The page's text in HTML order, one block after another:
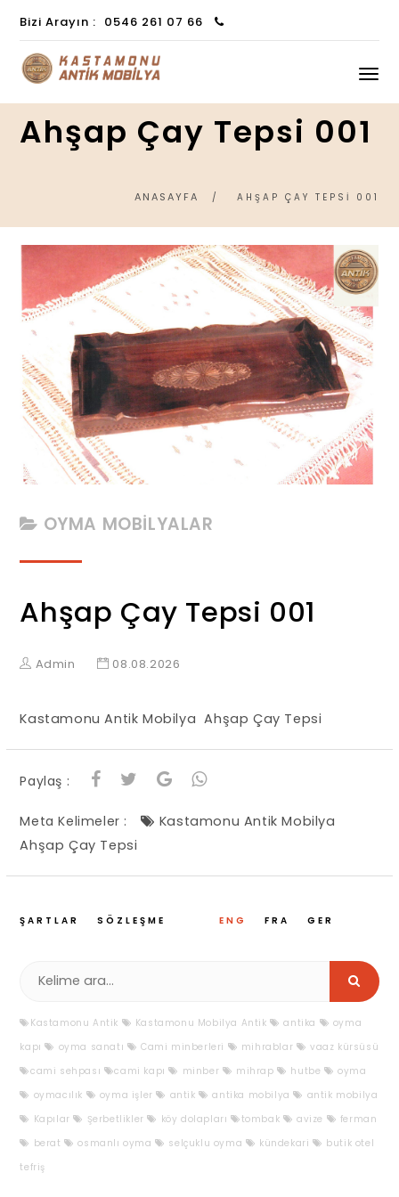
Bizi Arayın : 0546 261 07 66
Ahşap Çay Tepsi 001
ANASAYFA AHŞAP ÇAY TEPSI 001
OYMA MOBİLYALAR
Ahşap Çay Tepsi 001
Admin 08.08.2026
Kastamonu Antik Mobilya Ahşap Çay Tepsi
Paylaş :
Meta Kelimeler :
Kastamonu Antik Mobilya
Ahşap Çay Tepsi
ŞARTLAR SÖZLEŞME ENG FRA GER
Kastamonu Antik Kastamonu Mobilya Antik antika
oyma
kapı
oyma sanatı Cami minberleri mihrablar
vaaz kürsüsü
cami sehpası
cami kapı minber mihrap hutbe
oyma
oymacılık
oyma işler antik antika mobilya
antik mobilya
Kapılar
Şerbetlikler köy dolapları tombak avize
ferman
berat
osmanlı oyma selçuklu oyma kündekari
butik otel
tefriş